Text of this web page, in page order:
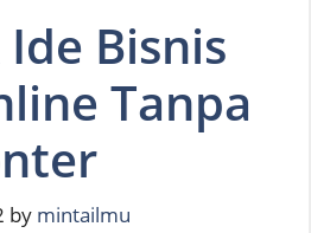
Bisnis
Tanpa
by mintailmu